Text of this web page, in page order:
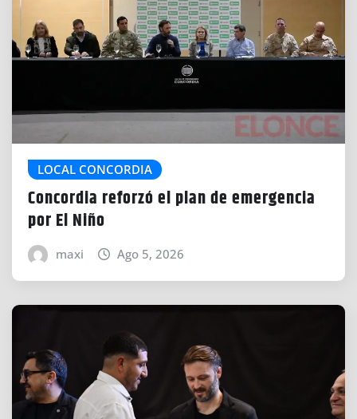
LOCAL CONCORDIA
Concordia reforzó el plan de emergencia
por El Niño
maxi Ago 5, 2026